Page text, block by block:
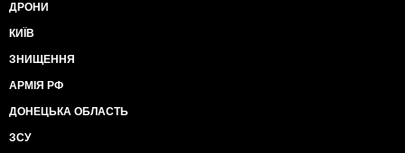
ДРОНИ
КИЇВ
ЗНИЩЕННЯ
АРМІЯ РФ
ДОНЕЦЬКА ОБЛАСТЬ
ЗСУ